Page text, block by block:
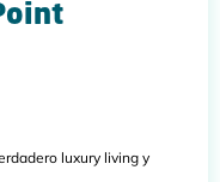
luxury living y